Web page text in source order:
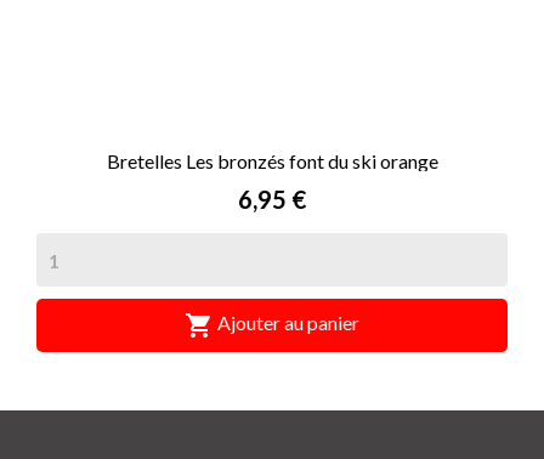
Bretelles Les bronzés font du ski orange
Prix
6,95 €
 Ajouter au panier